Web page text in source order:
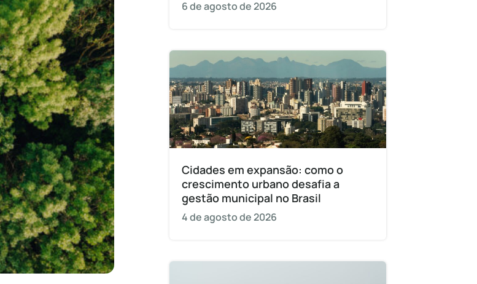
6 de agosto de 2026
Cidades em expansão: como o
crescimento urbano desafia a
gestão municipal no Brasil
4 de agosto de 2026